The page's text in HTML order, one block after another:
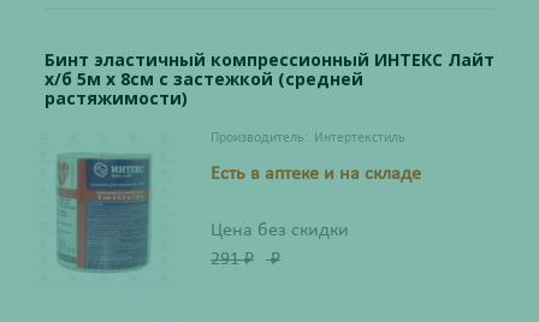
Бинт эластичный компрессионный ИНТЕКС Лайт
х/б 5м х 8см с застежкой (средней
растяжимости)
Производитель: Интертекстиль
Есть в аптеке и на складе
Цена без скидки
291₽ ₽